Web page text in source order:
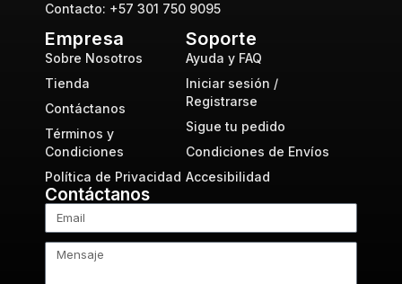
Contacto: +57 301 750 9095
Empresa
Sobre Nosotros
Tienda
Contáctanos
Términos y
Condiciones
Política de Privacidad
Soporte
Ayuda y FAQ
Iniciar sesión /
Registrarse
Sigue tu pedido
Condiciones de Envíos
Accesibilidad
Contáctanos